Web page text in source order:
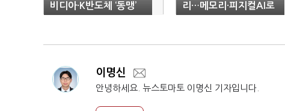
비디아·K반도체 ‘동맹’
강화
리…메모리·피지컬AI로
마침표
이명신
안녕하세요. 뉴스토마토 이명신 기자입니다.